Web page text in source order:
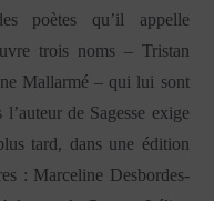
poètes qu’il appelle
trois noms – Tristan
Mallarmé – qui lui sont
l’auteur de Sagesse exige
tard, dans une édition
: Marceline Desbordes-